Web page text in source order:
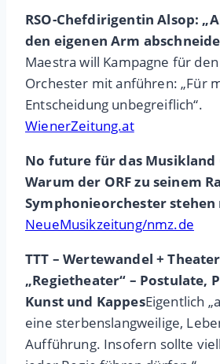
RSO-Chefdirigentin Alsop:
den eigenen Arm
Maestra will Kampagne für
Orchester mit anführen: „Für
Entscheidung unbegreiflich“.
WienerZeitung.at
No future für das Musikland
Warum der ORF zu seinem
Symphonieorchester stehen
NeueMusikzeitung/nmz.de
TTT – Wertewandel +
„Regietheater“ – Postulate,
Kunst und KappesEigentlich
eine sterbenslangweilige,
Aufführung. Insofern sollte